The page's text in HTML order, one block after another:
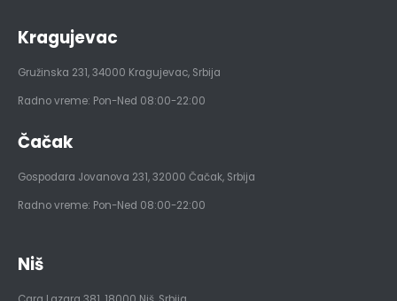
Kragujevac
Gružinska 231,34000 Kragujevac, Srbija
Radno vreme: Pon-Ned 08:00-22:00
Čačak
Gospodara Jovanova 231,32000 Čačak, Srbija
Radno vreme: Pon-Ned 08:00-22:00
Niš